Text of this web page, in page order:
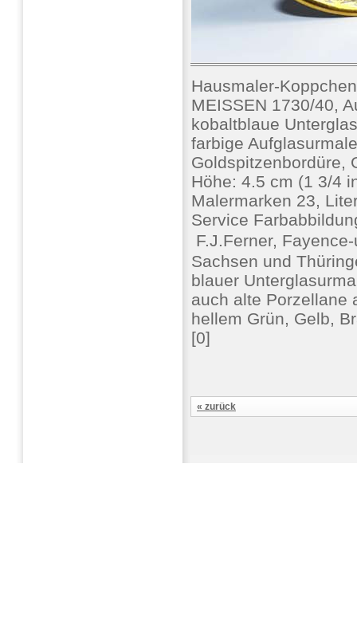
Hausmaler-
MEISSEN 1730/40,
kobaltblaue
farbige
Goldspitzenbordüre,
Höhe: 4.5 cm (1 3/4
Malermarken 23,
Service
F.J.Ferner,
Sachsen und
blauer
auch alte Porzellane
hellem Grün, Gelb,
[0]
« zurück